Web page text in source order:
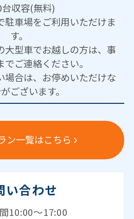
収容(無料)
駐車場をご利用いただけま
す。
型車でお越しの方は、事
ご連絡ください。
場合は、お停めいただけな
ございます。
ン一覧はこちら
い合わせ
10:00～17:00